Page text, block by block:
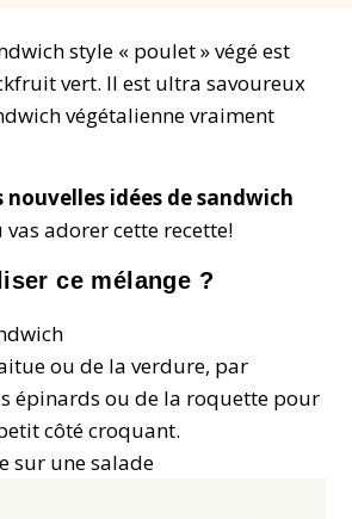
style « poulet » végé est
vert. Il est ultra savoureux
végétalienne vraiment
nouvelles idées de sandwich
vas adorer cette recette!
ce mélange ?
ou de la verdure, par
épinards ou de la roquette pour
côté croquant.
sur une salade